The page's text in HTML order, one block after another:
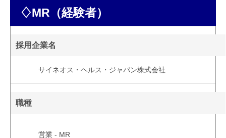
♢MR（経験者）
採用企業名
サイネオス・ヘルス・ジャパン株式会社
職種
営業 - MR